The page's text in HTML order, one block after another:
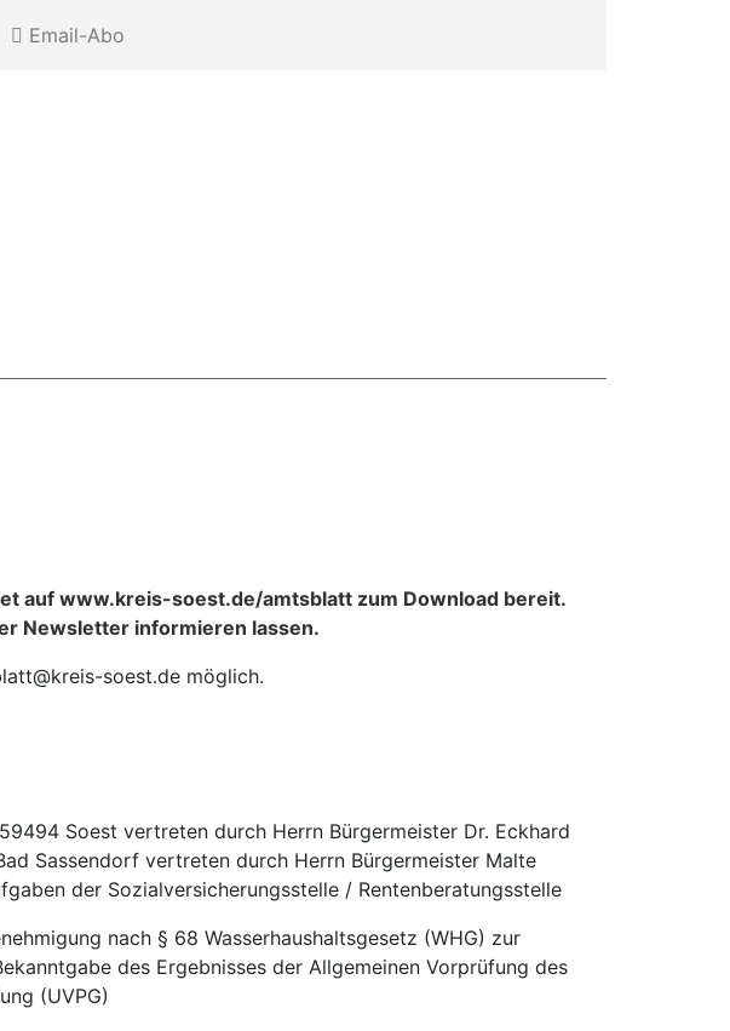
Email-Abo
auf www.kreis-soest.de/amtsblatt zum Download bereit.
Newsletter informieren lassen.
soest.de möglich.
Soest vertreten durch Herrn Bürgermeister Dr. Eckhard
Sassendorf vertreten durch Herrn Bürgermeister Malte
der Sozialversicherungsstelle / Rentenberatungsstelle
nach § 68 Wasserhaushaltsgesetz (WHG) zur
des Ergebnisses der Allgemeinen Vorprüfung des
(UVPG)